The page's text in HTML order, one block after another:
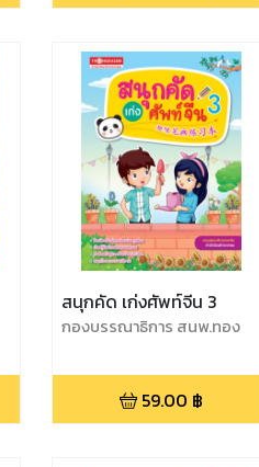
สนุกคัด เก่งศัพท์จีน 3
กองบรรณาธิการ สนพ.ทอง
59.00 ฿